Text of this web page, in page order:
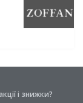
і знижки?